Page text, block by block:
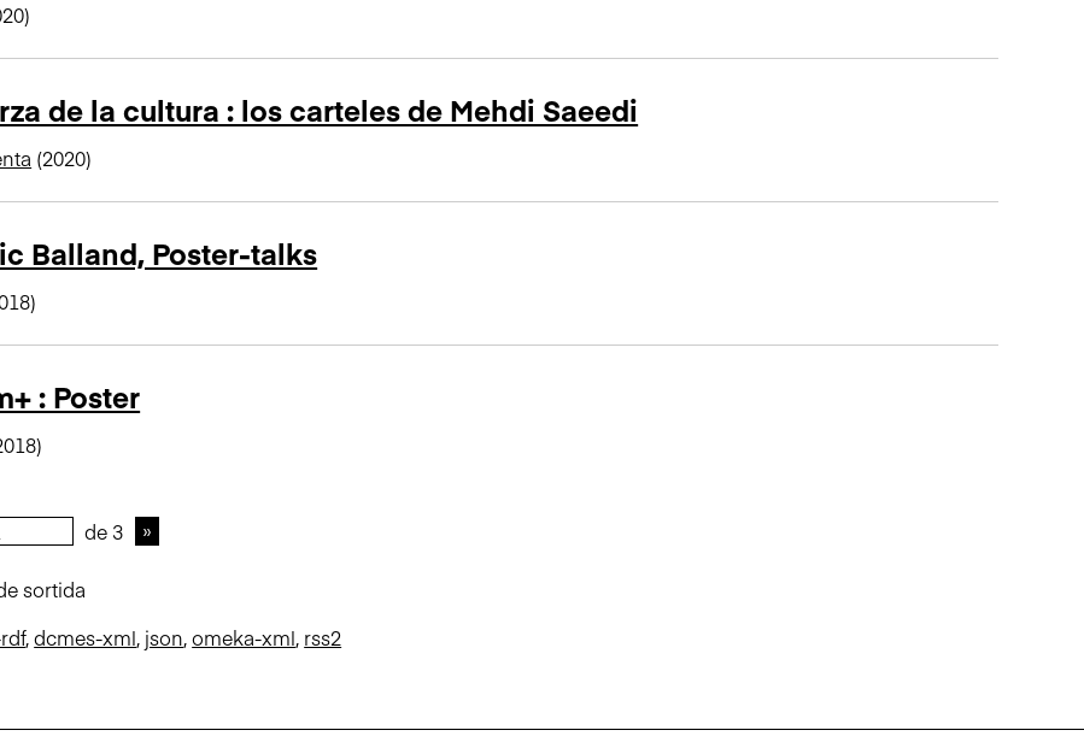
de la cultura : los carteles de Mehdi Saeedi
(2020)
Balland, Poster-talks
: Poster
de 3
sortida
,dcmes-xml, json,omeka-xml, rss2